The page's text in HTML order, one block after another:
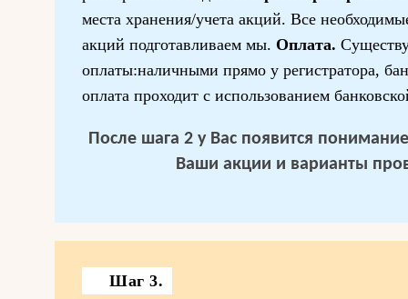
места хранения/учета акций. Все
акций подготавливаем мы. Оплата.
оплаты:наличными прямо у регистратора,
оплата проходит с использованием
После шага 2 у Вас появится понимание
Ваши акции и варианты
Шаг 3.